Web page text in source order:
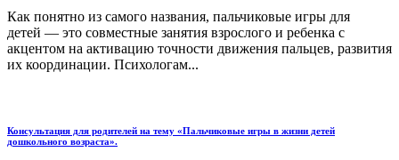
Как понятно из самого названия, пальчиковые игры для
детей — это совместные занятия взрослого и ребенка с
акцентом на активацию точности движения пальцев, развития
их координации. Психологам...
Консультация для родителей на тему «Пальчиковые игры в жизни детей
дошкольного возраста».